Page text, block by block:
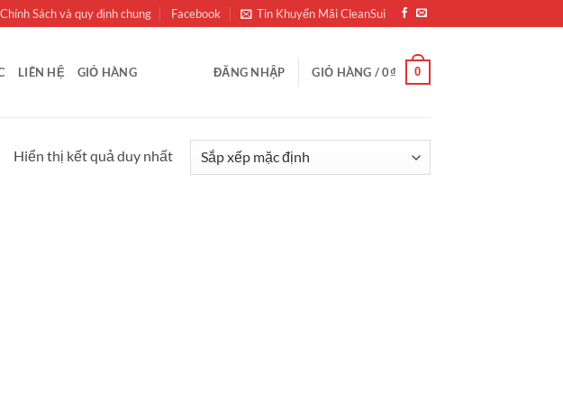
Chính Sách và quy định chung Facebook Tin Khuyến Mãi CleanSui
LIÊN HỆ GIỎ HÀNG ĐĂNG NHẬP GIỎ HÀNG /0₫ 0
Hiển thị kết quả duy nhất